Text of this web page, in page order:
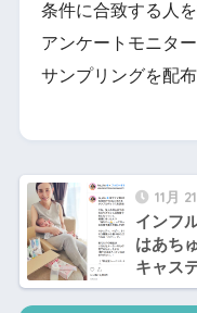
条件に合致する人
アンケートモニタ
サンプリングを配
11月
インフ
はあち
キャス